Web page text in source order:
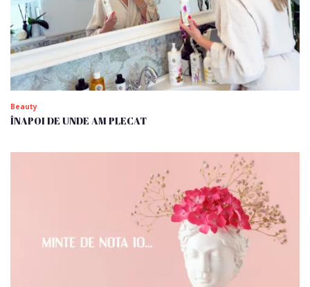
Beauty
ÎNAPOI DE UNDE AM PLECAT